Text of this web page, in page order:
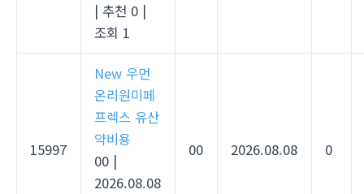
| 추천 0 |
조회 1
15997
New 우먼
온리원미페
프렉스 유산
약비용
00 |
2026.08.08
00 2026.08.08 0